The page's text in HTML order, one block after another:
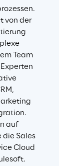
von der
Team
auf
die Sales
Cloud